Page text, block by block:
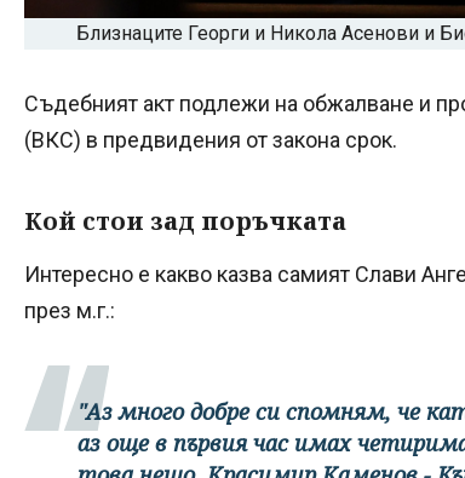
Близнаците Георги и Никола Асенови и
Съдебният акт подлежи на обжалване и
(ВКС) в предвидения от закона срок.
Кой стои зад поръчката
Интересно е какво казва самият Слави
през м.г.:
"Аз много добре си спомням, че
аз още в първия час имах